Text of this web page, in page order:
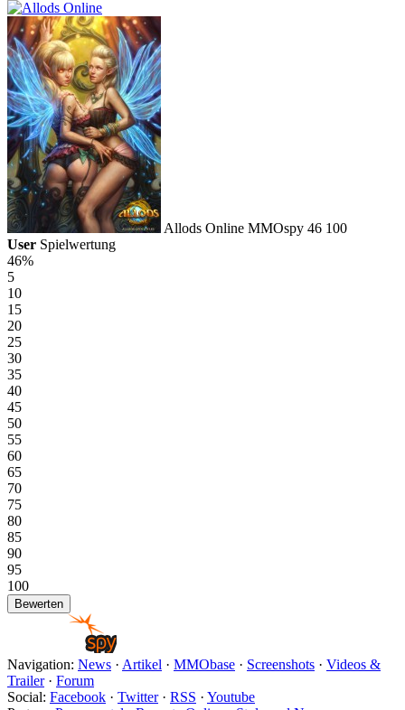
Allods Online MMOspy 46 100
User Spielwertung
46%
5
10
15
20
25
30
35
40
45
50
55
60
65
70
75
80
85
90
95
100
Navigation: News · Artikel · MMObase · Screenshots · Videos &
Trailer· Forum
Social: Facebook · Twitter· RSS · Youtube